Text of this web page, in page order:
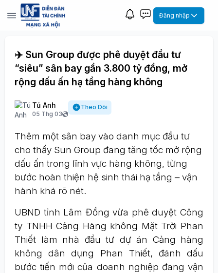
Đăng nhập
✈️ Sun Group được phê duyệt đầu tư
“siêu” sân bay gần 3.800 tỷ đồng, mở
rộng dấu ấn hạ tầng hàng không
Tú Anh
05 Thg 03
Theo Dõi
Thêm một sân bay vào danh mục đầu tư
cho thấy Sun Group đang tăng tốc mở rộng
dấu ấn trong lĩnh vực hàng không, từng
bước hoàn thiện hệ sinh thái hạ tầng – vận
hành khá rõ nét.
UBND tỉnh Lâm Đồng vừa phê duyệt Công
ty TNHH Cảng Hàng không Mặt Trời Phan
Thiết làm nhà đầu tư dự án Cảng hàng
không dân dụng Phan Thiết, đánh dấu
bước tiến mới của doanh nghiệp đang vận